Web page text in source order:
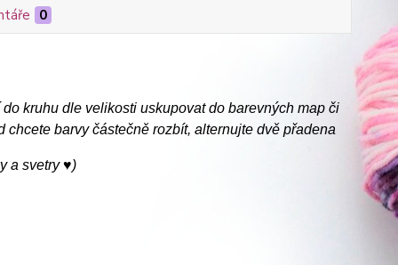
0
kruhu dle velikosti uskupovat do barevných map či
barvy částečně rozbít, alternujte dvě přadena
a svetry ♥)